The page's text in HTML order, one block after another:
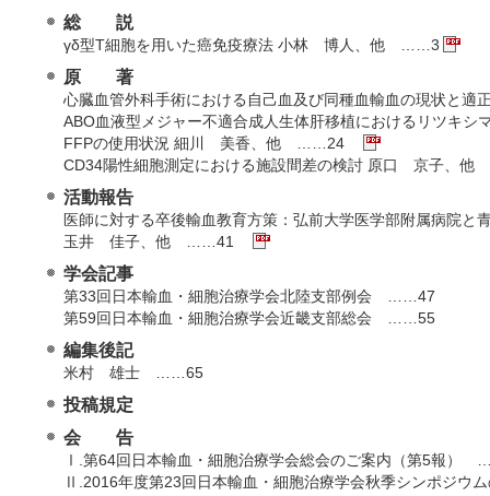
総 説
γδ型T細胞を用いた癌免疫療法 小林 博人、他 ……3
原 著
心臓血管外科手術における自己血及び同種血輸血の現状
ABO血液型メジャー不適合成人生体肝移植におけるリツキシ
FFPの使用状況 細川 美香、他 ……24
CD34陽性細胞測定における施設間差の検討 原口 京子
活動報告
医師に対する卒後輸血教育方策：弘前大学医学部附属病院と
玉井 佳子、他 ……41
学会記事
第33回日本輸血・細胞治療学会北陸支部例会 ……47
第59回日本輸血・細胞治療学会近畿支部総会 ……55
編集後記
米村 雄士 ……65
投稿規定
会 告
Ⅰ.第64回日本輸血・細胞治療学会総会のご案内（第5報
Ⅱ.2016年度第23回日本輸血・細胞治療学会秋季シンポジ